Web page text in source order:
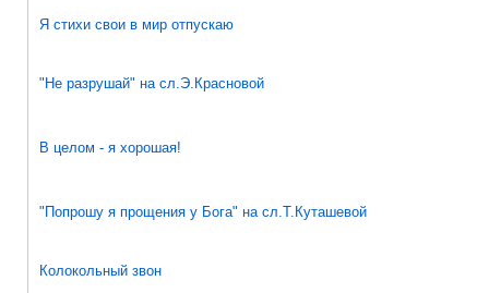
Я стихи свои в мир отпускаю
"Не разрушай" на сл.Э.Красновой
В целом - я хорошая!
"Попрошу я прощения у Бога" на сл.Т.Куташевой
Колокольный звон